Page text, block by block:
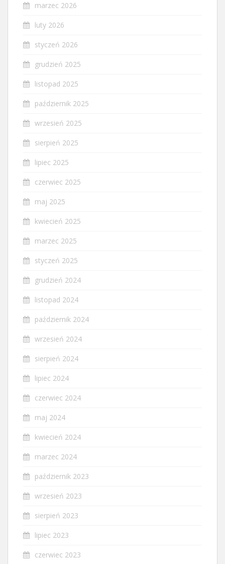
marzec 2026
luty 2026
styczeń 2026
grudzień 2025
listopad 2025
październik 2025
wrzesień 2025
sierpień 2025
lipiec 2025
czerwiec 2025
maj 2025
kwiecień 2025
marzec 2025
styczeń 2025
grudzień 2024
listopad 2024
październik 2024
wrzesień 2024
sierpień 2024
lipiec 2024
czerwiec 2024
maj 2024
kwiecień 2024
marzec 2024
październik 2023
wrzesień 2023
sierpień 2023
lipiec 2023
czerwiec 2023